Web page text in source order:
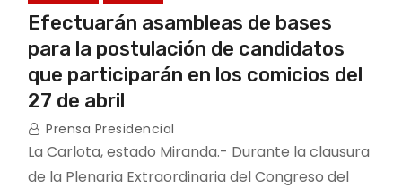
Efectuarán asambleas de bases
para la postulación de candidatos
que participarán en los comicios del
27 de abril
Prensa Presidencial
La Carlota, estado Miranda.- Durante la clausura
de la Plenaria Extraordinaria del Congreso del